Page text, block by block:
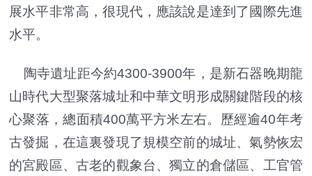
展水平非常高，很現代，應該說是達到了國際先進
水平。
陶寺遺址距今約4300-3900年，是新石器晚期龍
山時代大型聚落城址和中華文明形成關鍵階段的核
心聚落，總面積400萬平方米左右。歷經逾40年考
古發掘，在這裏發現了規模空前的城址、氣勢恢宏
的宮殿區、古老的觀象台、獨立的倉儲區、工官管